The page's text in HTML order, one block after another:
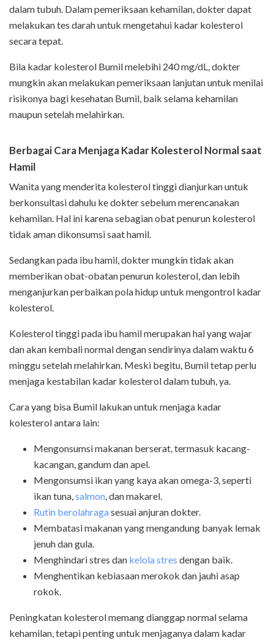
dalam tubuh. Dalam pemeriksaan kehamilan, dokter dapat
melakukan tes darah untuk mengetahui kadar kolesterol
secara tepat.
Bila kadar kolesterol Bumil melebihi 240 mg/dL, dokter
mungkin akan melakukan pemeriksaan lanjutan untuk menilai
risikonya bagi kesehatan Bumil, baik selama kehamilan
maupun setelah melahirkan.
Berbagai Cara Menjaga Kadar Kolesterol Normal saat
Hamil
Wanita yang menderita kolesterol tinggi dianjurkan untuk
berkonsultasi dahulu ke dokter sebelum merencanakan
kehamilan. Hal ini karena sebagian obat penurun kolesterol
tidak aman dikonsumsi saat hamil.
Sedangkan pada ibu hamil, dokter mungkin tidak akan
memberikan obat-obatan penurun kolesterol, dan lebih
menganjurkan perbaikan pola hidup untuk mengontrol kadar
kolesterol.
Kolesterol tinggi pada ibu hamil merupakan hal yang wajar
dan akan kembali normal dengan sendirinya dalam waktu 6
minggu setelah melahirkan. Meski begitu, Bumil tetap perlu
menjaga kestabilan kadar kolesterol dalam tubuh, ya.
Cara yang bisa Bumil lakukan untuk menjaga kadar
kolesterol antara lain:
Mengonsumsi makanan berserat, termasuk kacang-
kacangan, gandum dan apel.
Mengonsumsi ikan yang kaya akan omega-3, seperti
ikan tuna,salmon, dan makarel.
Rutin berolahragasesuai anjuran dokter.
Membatasi makanan yang mengandung banyak lemak
jenuh dan gula.
Menghindari stres dan kelola stres dengan baik.
Menghentikan kebiasaan merokok dan jauhi asap
rokok.
Peningkatan kolesterol memang dianggap normal selama
kehamilan, tetapi penting untuk menjaganya dalam kadar